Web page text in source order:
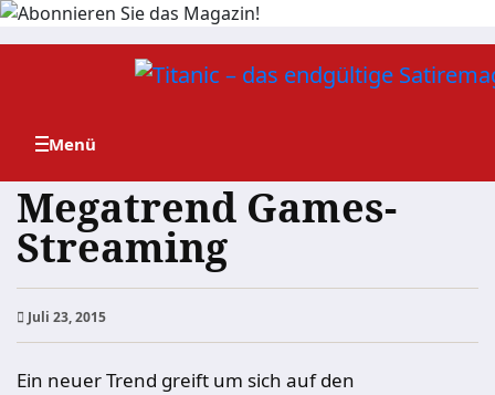
Zum
Megatrend Games-
Streaming
Juli 23, 2015
Ein neuer Trend greift um sich auf den